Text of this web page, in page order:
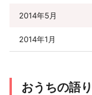
2014年5月
2014年1月
おうちの語